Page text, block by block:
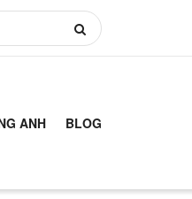
ANH BLOG